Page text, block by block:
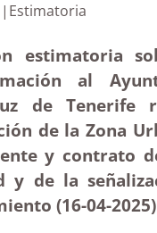
estimatoria
al
de Tenerife
de la Zona
y contrato
y de la
(16-04-2025)